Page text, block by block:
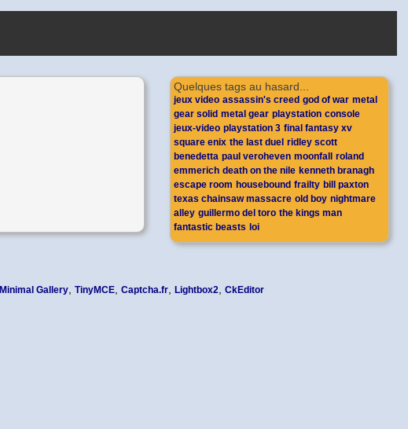
Quelques tags au hasard...
jeux video assassin's creed god of war metal
gear solid metal gear playstation console
jeux-video playstation 3 final fantasy xv
square enix the last duel ridley scott
benedetta paul veroheven moonfall
roland
emmerich death on the nile kenneth branagh
escape room housebound frailty bill paxton
texas chainsaw massacre old boy nightmare
alley guillermo del toro the kings man
fantastic beasts loi
Minimal Gallery TinyMCE Captcha.fr Lightbox2 CkEditor